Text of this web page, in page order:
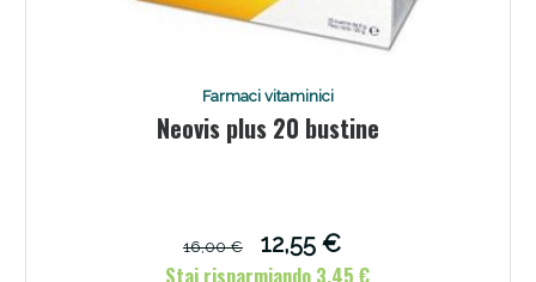
Farmaci vitaminici
Neovis plus 20 bustine
16,00 €
12,55 €
Stai risparmiando 3,45 €